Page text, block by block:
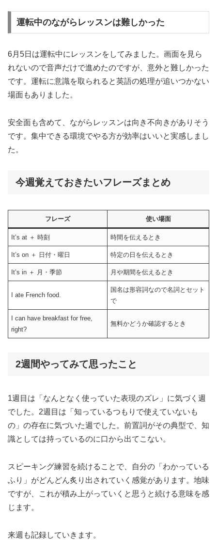
運転中のながらレッスンは難しかった
6月5日は運転中にレッスンをしてみました。画面を見ら
れないので音声だけで進めたのですが、意外と難しかった
です。運転に意識を取られると英語の処理が追いつかない
場面もありました。
安全面も含めて、ながらレッスンは向き不向きがありそう
です。集中できる環境でやる方が効率はいいと実感しまし
た。
今週覚えておきたいフレーズまとめ
フレーズ 使い場面
It’s at ＋ 時刻 時間を伝えるとき
It’s on ＋ 日付・曜日 特定の日を伝えるとき
It’s in ＋ 月・季節 月や期間を伝えるとき
I ate French food.
国名は形容詞なので名詞とセット
で
I can have breakfast for free,
right?
無料かどうか確認するとき
2週間やってみて思ったこと
1週目は「なんとなく使っていた表現のズレ」に気づく週
でした。2週目は「知っているつもりで使えていないも
の」の存在に気づいた週でした。前置詞がその典型で、知
識としては持っているのに口から出てこない。
スピーキング練習を続けることで、自分の「わかっている
ふり」がどんどん炙り出されていく感覚があります。地味
ですが、これが積み上がっていくと思うと続ける意味を感
じます。
来週も記録していきます。